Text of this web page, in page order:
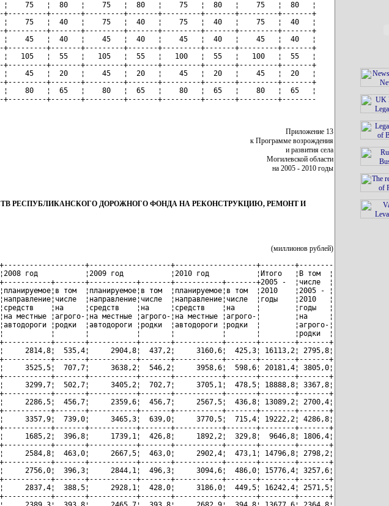
¦    75   ¦  80   ¦    75   ¦  80   ¦    75   ¦  80   ¦    75   ¦  80   ¦
+-------+---------+-------+---------+-------+---------+-------+
¦    75   ¦  40   ¦    75   ¦  40   ¦    75   ¦  40   ¦    75   ¦  40   ¦
+-------+---------+-------+---------+-------+---------+-------+
¦    45   ¦  40   ¦    45   ¦  40   ¦    45   ¦  40   ¦    45   ¦  40   ¦
+-------+---------+-------+---------+-------+---------+-------+
105   ¦  55   ¦   105   ¦  55   ¦   100   ¦  55   ¦   100   ¦  55   ¦
+-------+---------+-------+---------+-------+---------+-------+
¦    45   ¦  20   ¦    45   ¦  20   ¦    45   ¦  20   ¦    45   ¦  20   ¦
+-------+---------+-------+---------+-------+---------+-------+
¦    80   ¦  65   ¦    80   ¦  65   ¦    80   ¦  65   ¦    80   ¦  65   ¦
+-------+---------+-------+---------+-------+---------+--------
Приложение 13
к Программе возрождения
и развития села
Могилевской области
на 2005 - 2010 годы
РЕСПУБЛИКАНСКОГО ДОРОЖНОГО ФОНДА НА РЕКОНСТРУКЦИЮ, РЕМОНТ И
(миллионов рублей)
+-------------------+-------------------+--------+--------
год           ¦2009 год           ¦2010 год           ¦Итого   ¦В том  ¦
+-------+-----------+-------+-----------+-------+2005 -  ¦числе  ¦
том  ¦планируемое¦в том  ¦планируемое¦в том  ¦2010    ¦2005 - ¦
¦направление¦числе  ¦направление¦числе  ¦годы    ¦2010   ¦
¦на     ¦средств    ¦на     ¦средств    ¦на     ¦        ¦годы   ¦
¦агрого-¦на местные ¦агрого-¦на местные ¦агрого-¦        ¦на     ¦
¦родки  ¦автодороги ¦родки  ¦автодороги ¦родки  ¦        ¦агрого-¦
¦       ¦           ¦       ¦           ¦       ¦           ¦       ¦        ¦родки  ¦
+-------+-----------+-------+-----------+-------+--------+-------+
2814,8¦  535,4¦     2904,8¦  437,2¦     3160,6¦  425,3¦ 16113,2¦ 2795,8¦
+-------+-----------+-------+-----------+-------+--------+-------+
3525,5¦  707,7¦     3638,2¦  546,2¦     3958,6¦  598,6¦ 20181,4¦ 3805,0¦
+-------+-----------+-------+-----------+-------+--------+-------+
3299,7¦  502,7¦     3405,2¦  702,7¦     3705,1¦  478,5¦ 18888,8¦ 3367,8¦
+-------+-----------+-------+-----------+-------+--------+-------+
2286,5¦  456,7¦     2359,6¦  456,7¦     2567,5¦  436,8¦ 13089,2¦ 2700,4¦
+-------+-----------+-------+-----------+-------+--------+-------+
3357,9¦  739,0¦     3465,3¦  639,0¦     3770,5¦  715,4¦ 19222,2¦ 4286,8¦
+-------+-----------+-------+-----------+-------+--------+-------+
1685,2¦  396,8¦     1739,1¦  426,8¦     1892,2¦  329,8¦  9646,8¦ 1806,4¦
+-------+-----------+-------+-----------+-------+--------+-------+
2584,8¦  463,0¦     2667,5¦  463,0¦     2902,4¦  473,1¦ 14796,8¦ 2798,2¦
+-------+-----------+-------+-----------+-------+--------+-------+
2756,0¦  396,3¦     2844,1¦  496,3¦     3094,6¦  486,0¦ 15776,4¦ 3257,6¦
+-------+-----------+-------+-----------+-------+--------+-------+
2837,4¦  388,5¦     2928,1¦  428,0¦     3186,0¦  449,5¦ 16242,4¦ 2571,5¦
+-------+-----------+-------+-----------+-------+--------+-------+